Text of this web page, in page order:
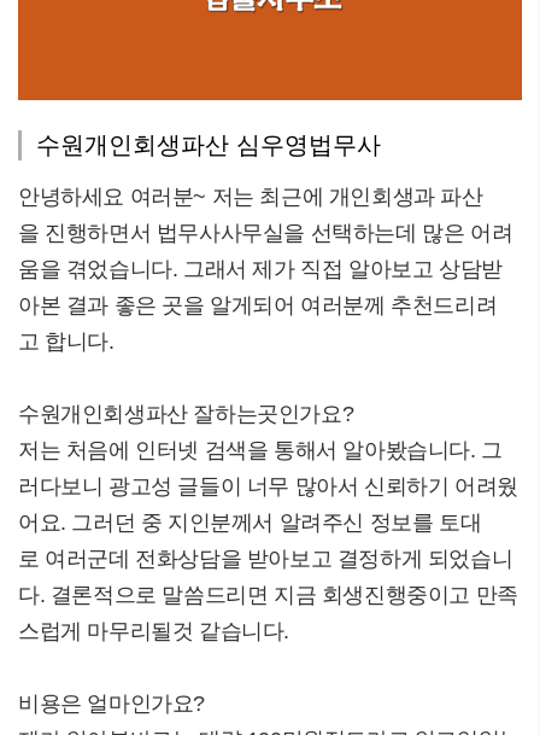
수원개인회생파산 심우영법무사
안녕하세요 여러분~ 저는 최근에 개인회생과 파산
을 진행하면서 법무사사무실을 선택하는데 많은 어려
움을 겪었습니다. 그래서 제가 직접 알아보고 상담받
아본 결과 좋은 곳을 알게되어 여러분께 추천드리려
고 합니다.
수원개인회생파산 잘하는곳인가요?
저는 처음에 인터넷 검색을 통해서 알아봤습니다. 그
러다보니 광고성 글들이 너무 많아서 신뢰하기 어려웠
어요. 그러던 중 지인분께서 알려주신 정보를 토대
로 여러군데 전화상담을 받아보고 결정하게 되었습니
다. 결론적으로 말씀드리면 지금 회생진행중이고 만족
스럽게 마무리될것 같습니다.
비용은 얼마인가요?